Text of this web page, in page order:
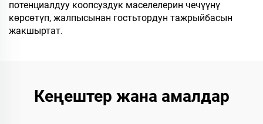
потенциалдуу коопсуздук маселелерин чечүүнү
көрсөтүп, жалпысынан гостьтордун тажрыйбасын
жакшыртат.
Кеңештер жана амалдар